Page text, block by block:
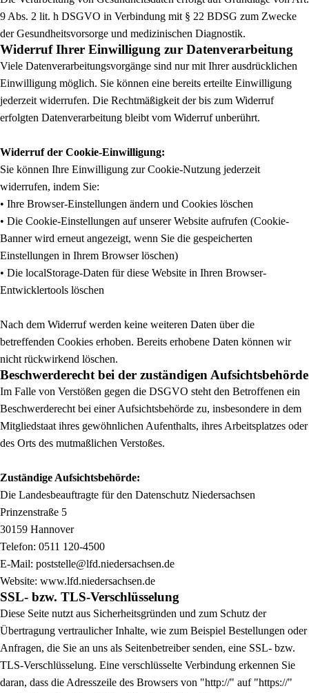
9 Abs. 2 lit. h DSGVO in Verbindung mit § 22 BDSG zum Zwecke
der Gesundheitsvorsorge und medizinischen Diagnostik.
Widerruf Ihrer Einwilligung zur Datenverarbeitung
Viele Datenverarbeitungsvorgänge sind nur mit Ihrer ausdrücklichen
Einwilligung möglich. Sie können eine bereits erteilte Einwilligung
jederzeit widerrufen. Die Rechtmäßigkeit der bis zum Widerruf
erfolgten Datenverarbeitung bleibt vom Widerruf unberührt.
Widerruf der Cookie-Einwilligung:
Sie können Ihre Einwilligung zur Cookie-Nutzung jederzeit
widerrufen, indem Sie:
• Ihre Browser-Einstellungen ändern und Cookies löschen
• Die Cookie-Einstellungen auf unserer Website aufrufen (Cookie-
Banner wird erneut angezeigt, wenn Sie die gespeicherten
Einstellungen in Ihrem Browser löschen)
• Die localStorage-Daten für diese Website in Ihren Browser-
Entwicklertools löschen
Nach dem Widerruf werden keine weiteren Daten über die
betreffenden Cookies erhoben. Bereits erhobene Daten können wir
nicht rückwirkend löschen.
Beschwerderecht bei der zuständigen Aufsichtsbehörde
Im Falle von Verstößen gegen die DSGVO steht den Betroffenen ein
Beschwerderecht bei einer Aufsichtsbehörde zu, insbesondere in dem
Mitgliedstaat ihres gewöhnlichen Aufenthalts, ihres Arbeitsplatzes oder
des Orts des mutmaßlichen Verstoßes.
Zuständige Aufsichtsbehörde:
Die Landesbeauftragte für den Datenschutz Niedersachsen
Prinzenstraße 5
30159 Hannover
Telefon: 0511 120-4500
E-Mail: poststelle@lfd.niedersachsen.de
Website: www.lfd.niedersachsen.de
SSL- bzw. TLS-Verschlüsselung
Diese Seite nutzt aus Sicherheitsgründen und zum Schutz der
Übertragung vertraulicher Inhalte, wie zum Beispiel Bestellungen oder
Anfragen, die Sie an uns als Seitenbetreiber senden, eine SSL- bzw.
TLS-Verschlüsselung. Eine verschlüsselte Verbindung erkennen Sie
daran, dass die Adresszeile des Browsers von "http://" auf "https://"